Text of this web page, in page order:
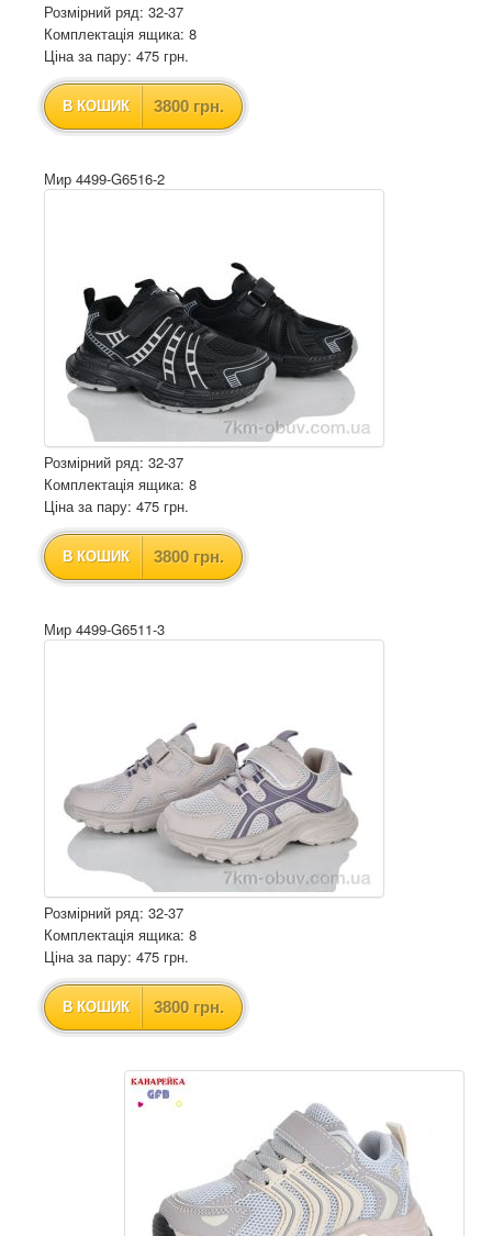
Розмірний ряд: 32-37
Комплектація ящика: 8
Ціна за пару: 475 грн.
В КОШИК 3800 грн.
Мир 4499-G6516-2
Розмірний ряд: 32-37
Комплектація ящика: 8
Ціна за пару: 475 грн.
В КОШИК 3800 грн.
Мир 4499-G6511-3
Розмірний ряд: 32-37
Комплектація ящика: 8
Ціна за пару: 475 грн.
В КОШИК 3800 грн.